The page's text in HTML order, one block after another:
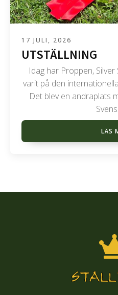
17 JULI, 2026
UTSTÄLLNING
Idag har Proppen,
varit på den
Det blev en andraplats
LÄS